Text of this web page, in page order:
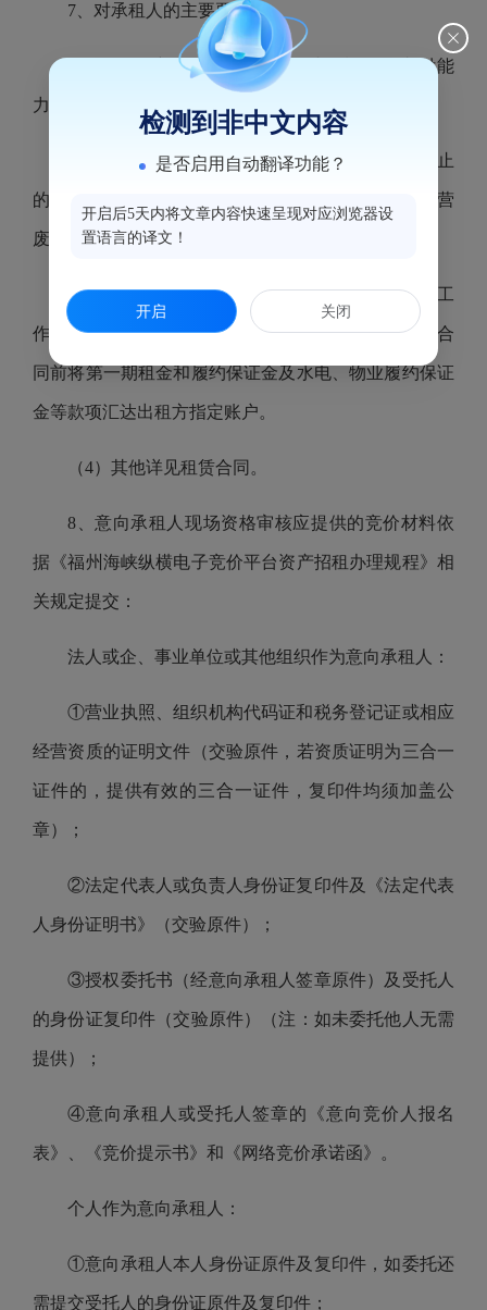
7、对承租人的主要要求：
（1）具有良好的商业信用、财务状况、支付能
力。
（2）仅限商业、办公使用(不得经营国家明令禁止
的违法项目和危险品，易燃易爆等项目，不得用于经营
废品收购、汤鸡、汤鸭加工，不得用于餐饮行业)。
（3）承租人应于竞价成交公告结束之日起五个工
作日内将竞价服务费汇达本中心指定账户、应于签订合
同前将第一期租金和履约保证金及水电、物业履约保证
金等款项汇达出租方指定账户。
（4）其他详见租赁合同。
8、意向承租人现场资格审核应提供的竞价材料依
据《福州海峡纵横电子竞价平台资产招租办理规程》相
关规定提交：
法人或企、事业单位或其他组织作为意向承租人：
①营业执照、组织机构代码证和税务登记证或相应
经营资质的证明文件（交验原件，若资质证明为三合一
证件的，提供有效的三合一证件，复印件均须加盖公
章）；
②法定代表人或负责人身份证复印件及《法定代表
人身份证明书》（交验原件）；
③授权委托书（经意向承租人签章原件）及受托人
的身份证复印件（交验原件）（注：如未委托他人无需
提供）；
④意向承租人或受托人签章的《意向竞价人报名
表》、《竞价提示书》和《网络竞价承诺函》。
个人作为意向承租人：
①意向承租人本人身份证原件及复印件，如委托还
需提交受托人的身份证原件及复印件；
检测到非中文内容
是否启用自动翻译功能？
开启后5天内将文章内容快速呈现对应浏览器设
置语言的译文！
开启 关闭